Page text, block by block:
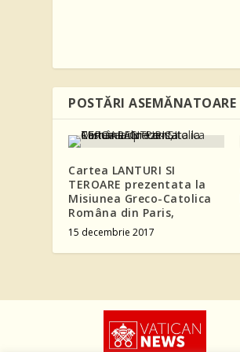
POSTĂRI ASEMĂNATOARE
Cartea LANTURI SI
TEROARE prezentata la
Misiunea Greco-Catolica
Româna din Paris,
15 decembrie 2017